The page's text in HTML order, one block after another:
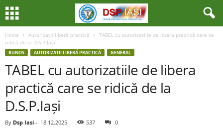
Home Autorizații liberă practică
TABEL cu autorizatiile de libera practică care se
ridică de la D.S.P.Iași
RUNOS AUTORIZAȚII LIBERĂ PRACTICĂ GENERAL
TABEL cu autorizatiile de libera
practică care se ridică de la
D.S.P.Iași
By Dsp Iasi - 18.12.2025 537 0